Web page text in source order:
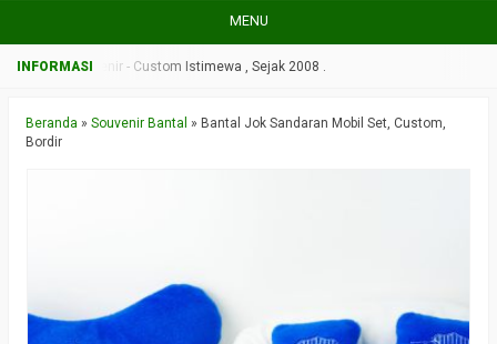
MENU
Nabata Souvenir - Custom Istimewa , Sejak 2008 .
Beranda » Souvenir Bantal » Bantal Jok Sandaran Mobil Set, Custom,
Bordir